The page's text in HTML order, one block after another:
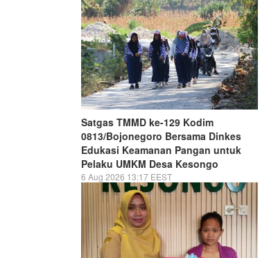
Satgas TMMD ke-129 Kodim
0813/Bojonegoro Bersama Dinkes
Edukasi Keamanan Pangan untuk
Pelaku UMKM Desa Kesongo
6 Aug 2026 13:17 EEST